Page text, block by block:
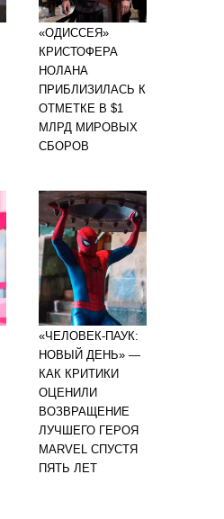
«ОДИССЕЯ»
КРИСТОФЕРА
НОЛАНА
ПРИБЛИЗИЛАСЬ К
ОТМЕТКЕ В $1
МЛРД МИРОВЫХ
СБОРОВ
«ЧЕЛОВЕК-ПАУК:
НОВЫЙ ДЕНЬ» —
КАК КРИТИКИ
ОЦЕНИЛИ
ВОЗВРАЩЕНИЕ
ЛУЧШЕГО ГЕРОЯ
MARVEL СПУСТЯ
ПЯТЬ ЛЕТ